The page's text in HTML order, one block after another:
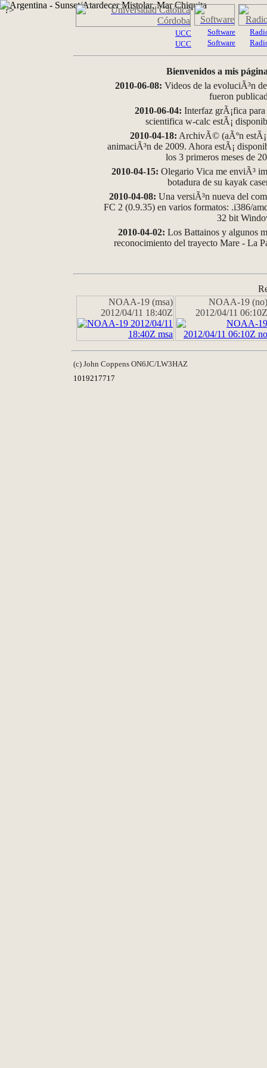
?>
UCC
UCC
Software
Software
Bienvenidos a mis
2010-06-08: Videos de la evoluciÃ³n
fueron
2010-06-04: Interfaz grÃ¡fica
scientifica w-calc estÃ¡
2010-04-18: ArchivÃ© (aÃºn
animaciÃ³n de 2009. Ahora estÃ¡
los 3 primeros meses de
2010-04-15: Olegario Vica me enviÃ³
botadura de su kayak
2010-04-08: Una versiÃ³n nueva del
FC 2 (0.9.35) en varios formatos: .i386/
32 bit
2010-04-02: Los Battainos y algunos
reconocimiento del trayecto Mare - La
NOAA-19 (msa)
2012/04/11 18:40Z
NOAA-19 (no)
2012/04/11 06:10Z
(c) John Coppens ON6JC/LW3HAZ
1019217717